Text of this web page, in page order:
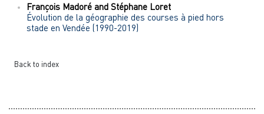
François Madoré and Stéphane Loret
Évolution de la géographie des courses à pied hors
stade en Vendée (1990-2019)
Back to index